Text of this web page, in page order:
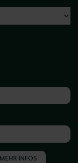
MEHR INFOS